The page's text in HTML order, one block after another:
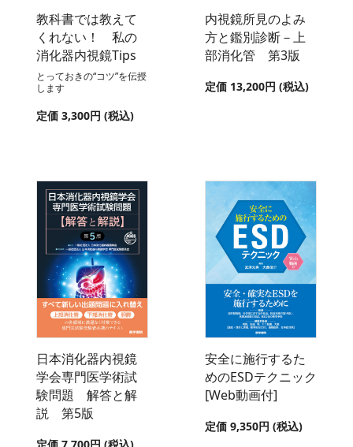
教科書では教えて
くれない！ 私の
消化器内視鏡Tips
とっておきの“コツ”を伝授
します
定価 3,300円 (税込)
内視鏡所見のよみ
方と鑑別診断－上
部消化管 第3版
定価 13,200円 (税込)
日本消化器内視鏡
学会専門医学術試
験問題 解答と解
説 第5版
安全に施行するた
めのESDテクニック
[Web動画付]
定価 9,350円 (税込)